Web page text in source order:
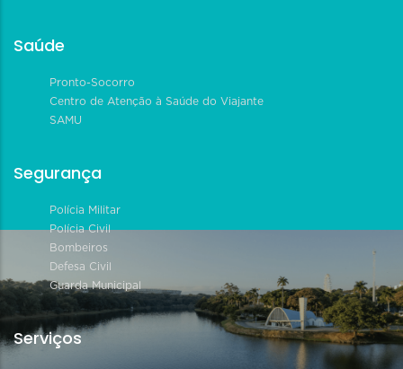
Saúde
Pronto-Socorro
Centro de Atenção à Saúde do Viajante
SAMU
Segurança
Polícia Militar
Polícia Civil
Bombeiros
Defesa Civil
Guarda Municipal
Serviços